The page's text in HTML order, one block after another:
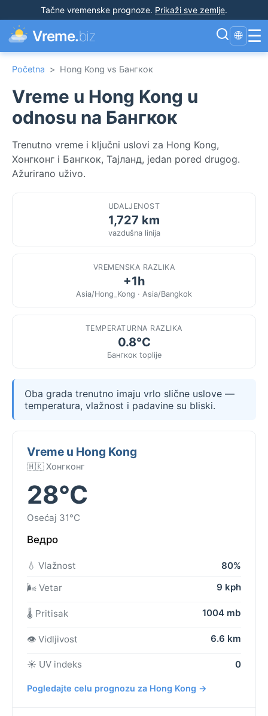
Tačne vremenske prognoze. Prikaži sve zemlje.
Vreme.biz 🌐 ☰
Početna > Hong Kong vs Бангкок
Vreme u Hong Kong u
odnosu na Бангкок
Trenutno vreme i ključni uslovi za Hong Kong,
Хонгконг i Бангкок, Тајланд, jedan pored drugog.
Ažurirano uživo.
UDALJENOST
1,727 km
vazdušna linija
VREMENSKA RAZLIKA
+1h
Asia/Hong_Kong · Asia/Bangkok
TEMPERATURNA RAZLIKA
0.8°C
Бангкок toplije
Oba grada trenutno imaju vrlo slične uslove —
temperatura, vlažnost i padavine su bliski.
Vreme u Hong Kong
🇭🇰 Хонгконг
28°C
Osećaj 31°C
Ведро
💧 Vlažnost
80%
🌬️ Vetar
9 kph
🌡️ Pritisak 1004 mb
👁️ Vidljivost 6.6 km
☀️ UV indeks 0
Pogledajte celu prognozu za Hong Kong →